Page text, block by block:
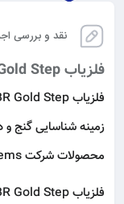
نقد و بررسی
فلزیاب BR Gold Step بی آر گلد استپ
زمینه شناسایی گنج
محصولات شرکت BR Systems است .